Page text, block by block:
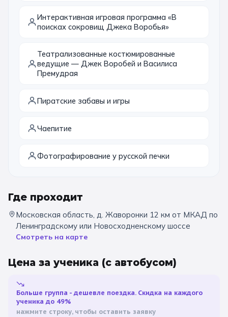
Подмосковье
Санкт-Петербург
Золотое кольцо
Интерактивная игровая программа «В
поисках сокровищ Джека Воробья»
Театрализованные костюмированные
ведущие — Джек Воробей и Василиса
Премудрая
Пиратские забавы и игры
Чаепитие
Фотографирование у русской печки
Где проходит
Московская область, д. Жаворонки 12 км от МКАД по
Ленинградскому или Новосходненскому шоссе
Смотреть на карте
Цена за ученика (с автобусом)
Больше группа - дешевле поездка. Скидка на каждого
ученика до 49%
нажмите строку, чтобы оставить заявку